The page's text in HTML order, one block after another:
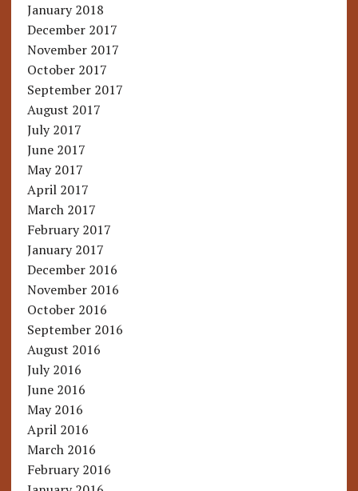
January 2018
December 2017
November 2017
October 2017
September 2017
August 2017
July 2017
June 2017
May 2017
April 2017
March 2017
February 2017
January 2017
December 2016
November 2016
October 2016
September 2016
August 2016
July 2016
June 2016
May 2016
April 2016
March 2016
February 2016